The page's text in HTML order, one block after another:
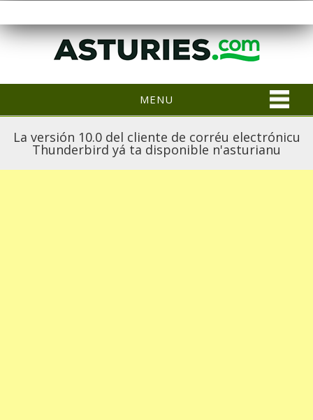
MENU
La versión 10.0 del cliente de corréu electrónicu
Thunderbird yá ta disponible n'asturianu